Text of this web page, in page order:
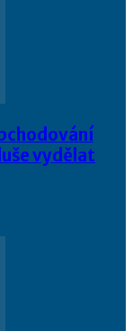
vydělat